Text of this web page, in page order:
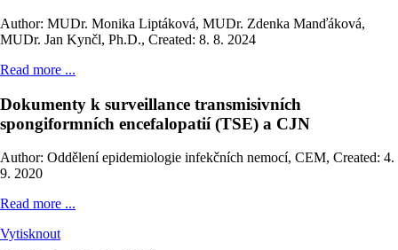
Author: MUDr. Monika Liptáková, MUDr. Zdenka Manďáková,
MUDr. Jan Kynčl, Ph.D., Created: 8. 8. 2024
Read more ...
Dokumenty k surveillance transmisivních
spongiformních encefalopatií (TSE) a CJN
Author: Oddělení epidemiologie infekčních nemocí, CEM, Created: 4.
9. 2020
Read more ...
Vytisknout